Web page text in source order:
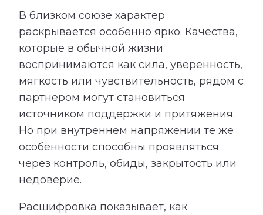
В близком союзе характер
раскрывается особенно ярко. Качества,
которые в обычной жизни
воспринимаются как сила, уверенность,
мягкость или чувствительность, рядом с
партнером могут становиться
источником поддержки и притяжения.
Но при внутреннем напряжении те же
особенности способны проявляться
через контроль, обиды, закрытость или
недоверие.
Расшифровка показывает, как